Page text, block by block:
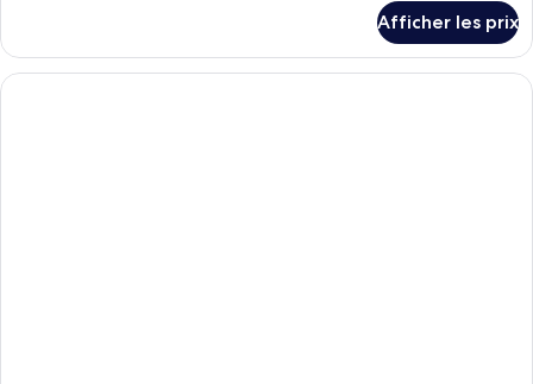
Chambre
Standard
double
Chambre
Standard
double
Afficher les prix